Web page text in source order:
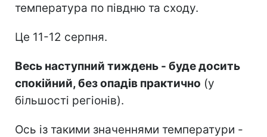
температура по півдню та сходу.
Це 11-12 серпня.
Весь наступний тиждень - буде досить
спокійний, без опадів практично (у
більшості регіонів).
Ось із такими значеннями температури -